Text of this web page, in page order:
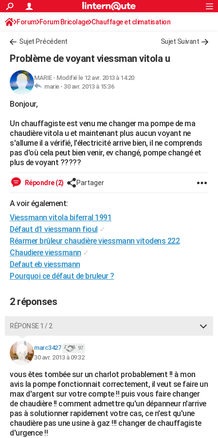
ACTUALITÉS
Politique
Société
Faits Divers
Education
Monde
Villes
+
FINANCE
Retraite
Impôts
Epargne
Immobilier
Risques naturels par ville
Banque
Assurance
Crédit
AUTO
Essais
Réserver un essai
Citadines
Berlines
SUV
Forum auto
+HIGH-TECH
Mobiles
Meilleur smartphone
Internet
Ordinateurs
Jeux vidéo
Guide high-tech
+BRICOLAGE
Forum
Aménagement intérieur
Extérieur
Cuisine
Salle de bains
Jardinage
Rangement
WEEK-END
Guides de France
Escapades
Patrimoine
Expositions
Musées
Week-end nature
+
Art de vivre
Bien-être
Loisirs
Mode
Modes de vie
Alimentation
Guide de la santé
Maladies
Médicaments
Sommeil
Destinations
City break
Voyage nature
Voyage de noces
Forum
Climat
+PHOTO
GUIDES D'ACHAT
BONS PLANS
Carte de Noël
Carte Bonne année
Carte Saint-Valentin
Carte Pâques
Carte d'anniversaire
DICTIONNAIRE
Dictionnaire
Biographies
Citations
Expressions
Proverbes
PROGRAMME TV
COPAINS D'AVANT
S'inscrire
Se connecter
Lycées
Collèges
Primaires
Universités
Entreprises
Service militaire
Avis de recherche
FORUM
Bricolage
Lifestyle
Culture
Sport
Auto
Television
Voyage
Cinema
Rechercher
S'inscrire
Connexion
Forum Forum Bricolage Chauffage et climatisation
Sujet Précédent Sujet Suivant
Problème de voyant viessman vitola u
MARIE- Modifié le 12 avr. 2013 à 14:20
marie - 30 avr. 2013 à 15:36
Bonjour,
Un chauffagiste est venu me changer ma pompe de ma
chaudière vitola u et maintenant plus aucun voyant ne
s'allume il a vérifié, l'électricité arrive bien, il ne comprends
pas d'où cela peut bien venir, ev changé, pompe changé et
plus de voyant ?????
Répondre (2) Partager
A voir également:
Viessmann vitola biferral 1991
Défaut d1 viessmann fioul ✓
Réarmer brûleur chaudière viessmann vitodens 222
Chaudiere viessmann ✓
Defaut eb viessmann
Pourquoi ce défaut de bruleur ?
2 réponses
RÉPONSE 1 / 2
marc3427 97
30 avr. 2013 à 09:32
vous êtes tombée sur un charlot probablement !! à mon
avis la pompe fonctionnait correctement, il veut se faire un
max d'argent sur votre compte !! puis vous faire changer
de chaudière !! comment admettre qu'un dépanneur n'arrive
pas à solutionner rapidement votre cas, ce n'est qu'une
chaudière pas une usine à gaz !!! changer de chauffagiste
d'urgence !!